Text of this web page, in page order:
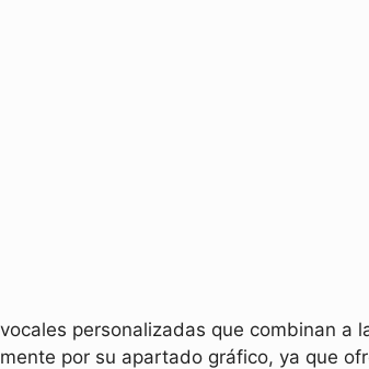
personalizadas que combinan a
por su apartado gráfico, ya que